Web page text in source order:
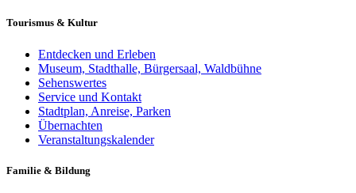
Tourismus & Kultur
Entdecken und Erleben
Museum, Stadthalle, Bürgersaal, Waldbühne
Sehenswertes
Service und Kontakt
Stadtplan, Anreise, Parken
Übernachten
Veranstaltungskalender
Familie & Bildung